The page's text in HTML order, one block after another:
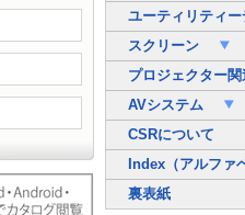
ユーティリティ
スクリーン
プロジェクター
AVシステム
CSRについて
Index（アルファ
裏表紙